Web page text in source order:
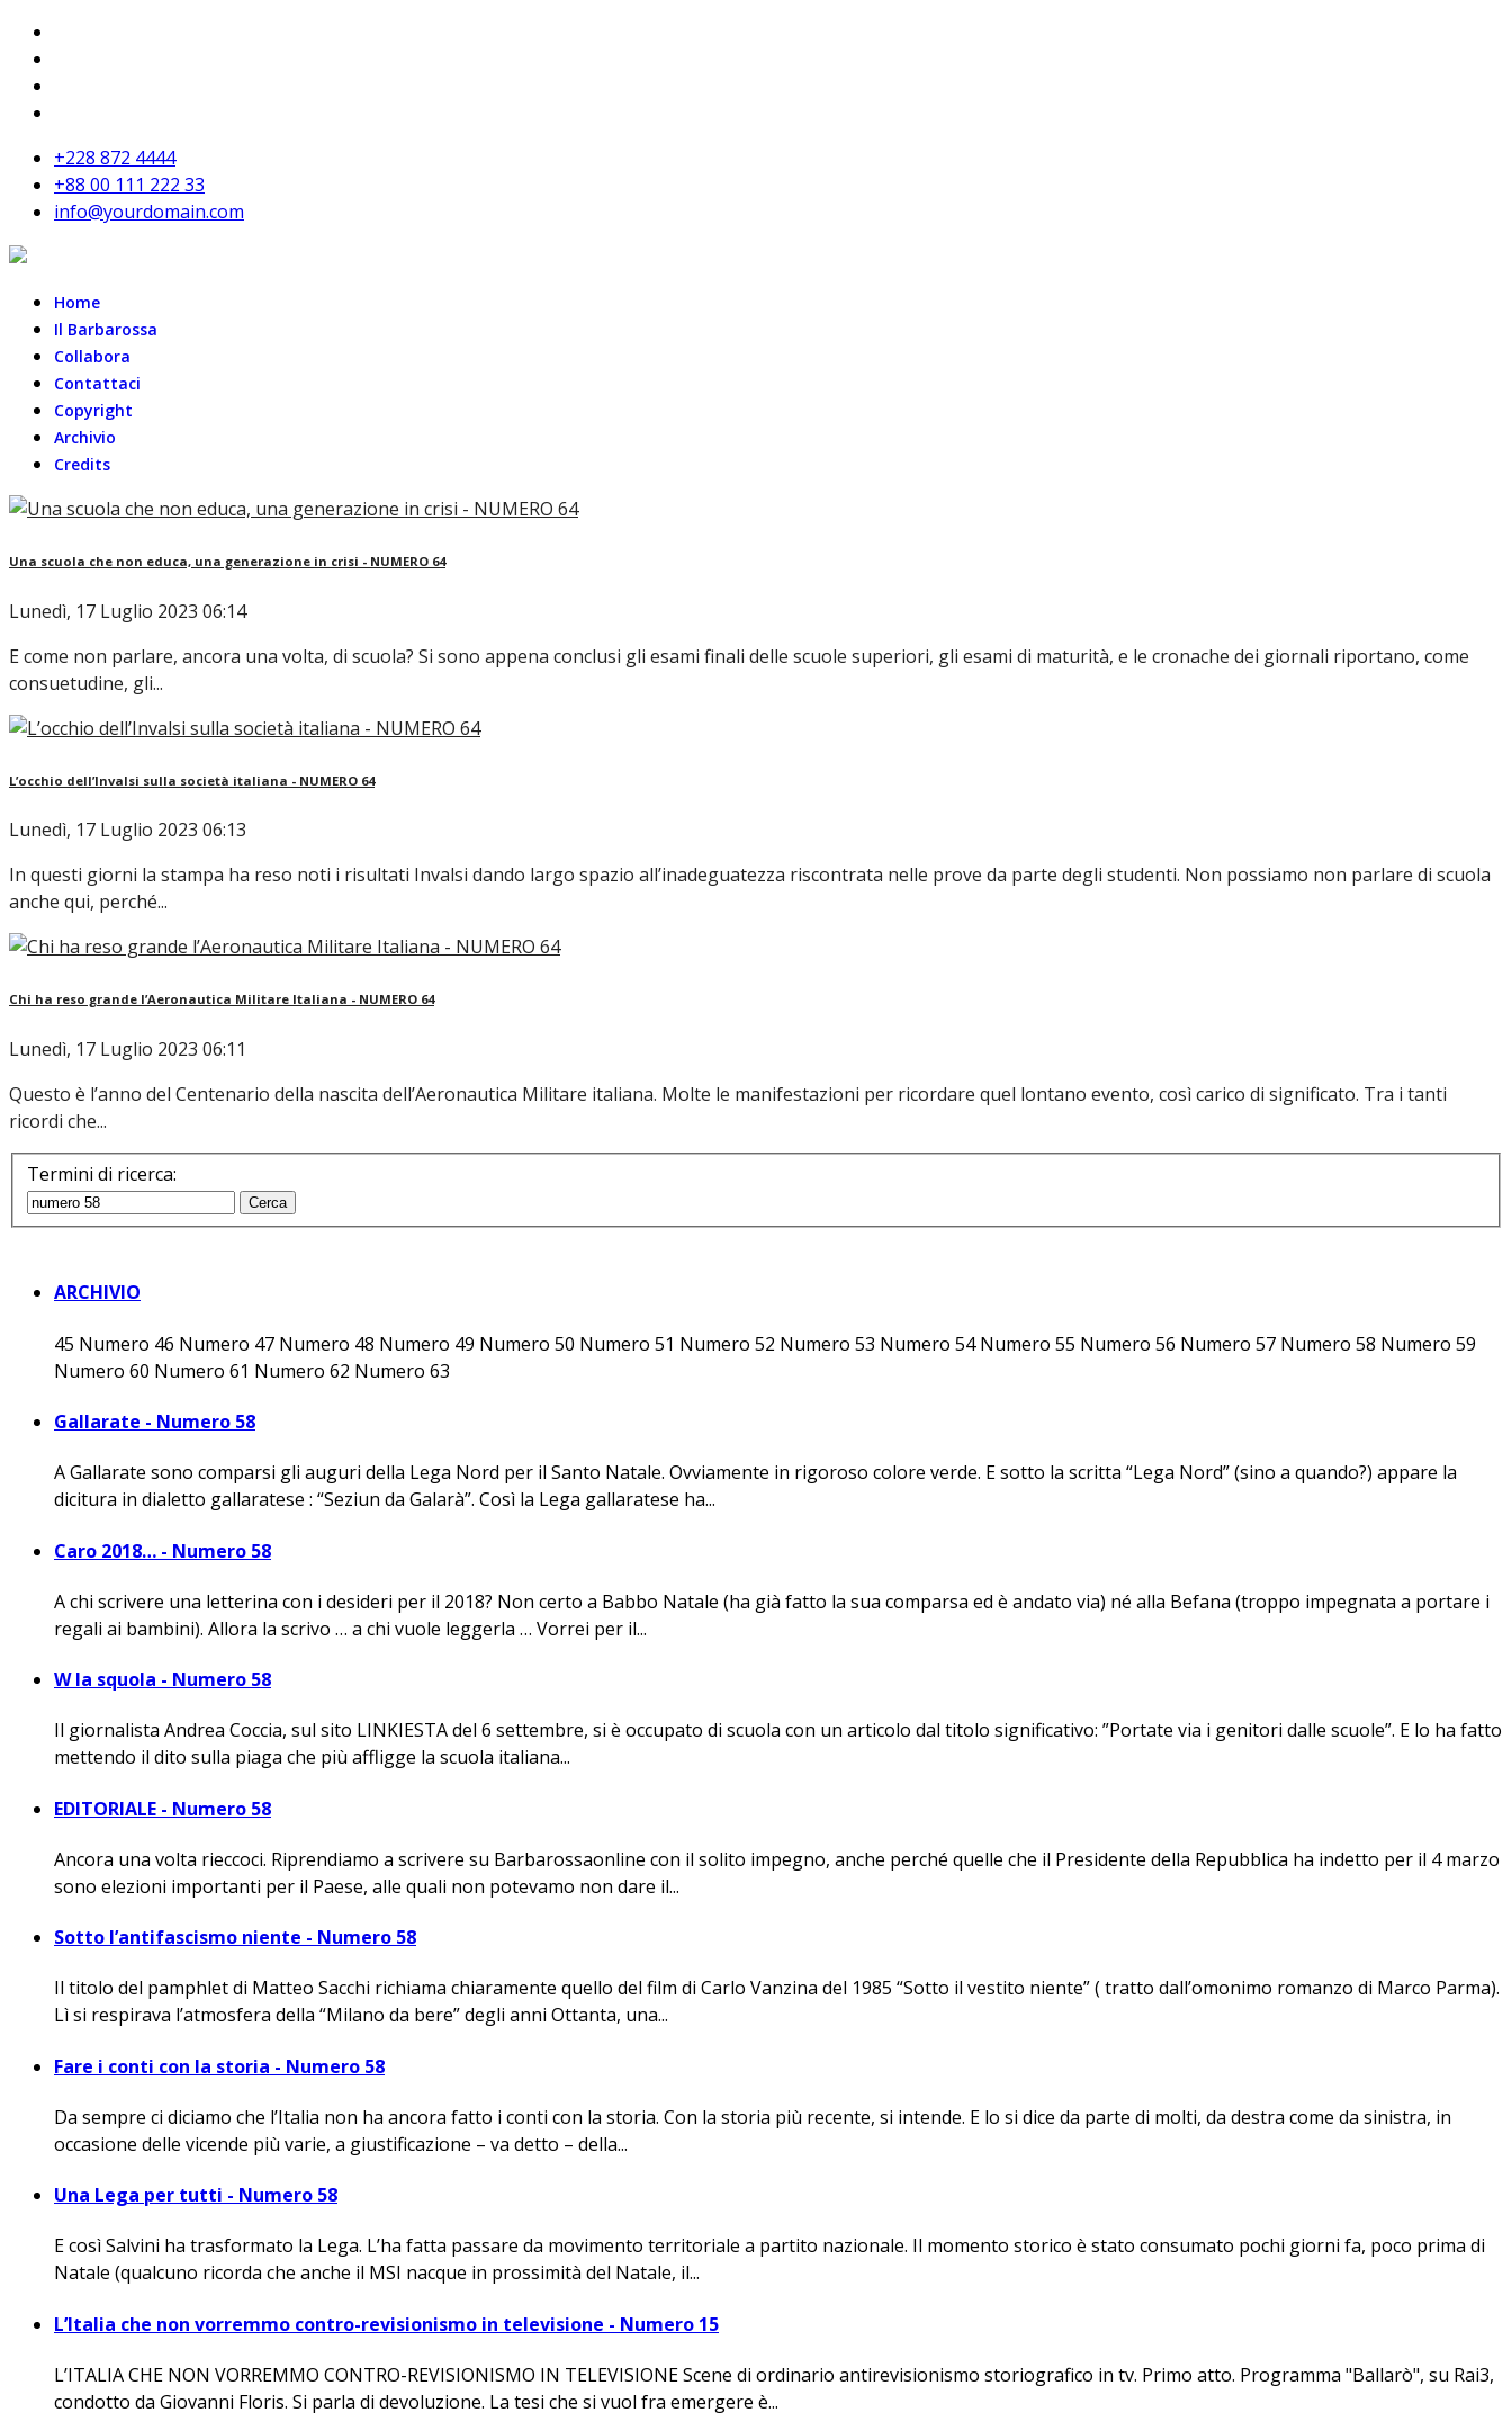
+228 872 4444
+88 00 111 222 33
info@yourdomain.com
Home
Il Barbarossa
Collabora
Contattaci
Copyright
Archivio
Credits
Una scuola che non educa, una generazione in crisi - NUMERO 64
Lunedì, 17 Luglio 2023 06:14
E come non parlare, ancora una volta, di scuola? Si sono appena conclusi gli esami finali delle scuole superiori, gli esami di maturità, e le cronache dei giornali riportano, come
consuetudine, gli...
L’occhio dell’Invalsi sulla società italiana - NUMERO 64
Lunedì, 17 Luglio 2023 06:13
In questi giorni la stampa ha reso noti i risultati Invalsi dando largo spazio all’inadeguatezza riscontrata nelle prove da parte degli studenti. Non possiamo non parlare di scuola
anche qui, perché...
Chi ha reso grande l’Aeronautica Militare Italiana - NUMERO 64
Lunedì, 17 Luglio 2023 06:11
Questo è l’anno del Centenario della nascita dell’Aeronautica Militare italiana. Molte le manifestazioni per ricordare quel lontano evento, così carico di significato. Tra i tanti
ricordi che...
Termini di ricerca:
Cerca
ARCHIVIO
45 Numero 46 Numero 47 Numero 48 Numero 49 Numero 50 Numero 51 Numero 52 Numero 53 Numero 54 Numero 55 Numero 56 Numero 57 Numero 58 Numero 59
Numero 60 Numero 61 Numero 62 Numero 63
Gallarate - Numero 58
A Gallarate sono comparsi gli auguri della Lega Nord per il Santo Natale. Ovviamente in rigoroso colore verde. E sotto la scritta “Lega Nord” (sino a quando?) appare la
dicitura in dialetto gallaratese : “Seziun da Galarà”. Così la Lega gallaratese ha...
Caro 2018… - Numero 58
A chi scrivere una letterina con i desideri per il 2018? Non certo a Babbo Natale (ha già fatto la sua comparsa ed è andato via) né alla Befana (troppo impegnata a portare i
regali ai bambini). Allora la scrivo … a chi vuole leggerla … Vorrei per il...
W la squola - Numero 58
Il giornalista Andrea Coccia, sul sito LINKIESTA del 6 settembre, si è occupato di scuola con un articolo dal titolo significativo: ”Portate via i genitori dalle scuole”. E lo ha fatto
mettendo il dito sulla piaga che più affligge la scuola italiana...
EDITORIALE - Numero 58
Ancora una volta rieccoci. Riprendiamo a scrivere su Barbarossaonline con il solito impegno, anche perché quelle che il Presidente della Repubblica ha indetto per il 4 marzo
sono elezioni importanti per il Paese, alle quali non potevamo non dare il...
Sotto l’antifascismo niente - Numero 58
Il titolo del pamphlet di Matteo Sacchi richiama chiaramente quello del film di Carlo Vanzina del 1985 “Sotto il vestito niente” ( tratto dall’omonimo romanzo di Marco Parma).
Lì si respirava l’atmosfera della “Milano da bere” degli anni Ottanta, una...
Fare i conti con la storia - Numero 58
Da sempre ci diciamo che l’Italia non ha ancora fatto i conti con la storia. Con la storia più recente, si intende. E lo si dice da parte di molti, da destra come da sinistra, in
occasione delle vicende più varie, a giustificazione – va detto – della...
Una Lega per tutti - Numero 58
E così Salvini ha trasformato la Lega. L’ha fatta passare da movimento territoriale a partito nazionale. Il momento storico è stato consumato pochi giorni fa, poco prima di
Natale (qualcuno ricorda che anche il MSI nacque in prossimità del Natale, il...
L’Italia che non vorremmo contro-revisionismo in televisione - Numero 15
L’ITALIA CHE NON VORREMMO CONTRO-REVISIONISMO IN TELEVISIONE Scene di ordinario antirevisionismo storiografico in tv. Primo atto. Programma "Ballarò", su Rai3,
condotto da Giovanni Floris. Si parla di devoluzione. La tesi che si vuol fra emergere è...